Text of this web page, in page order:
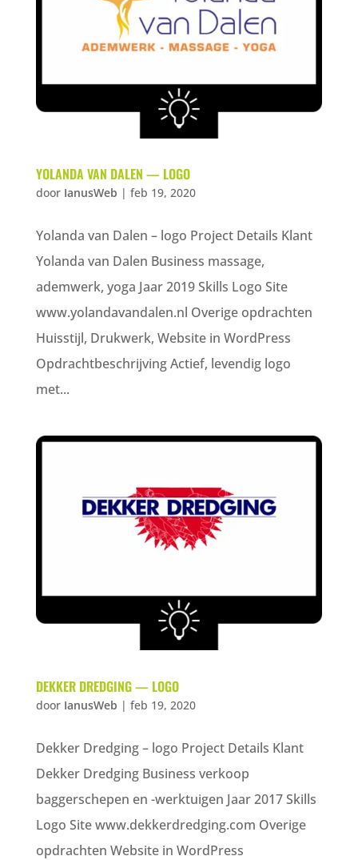
YOLANDA VAN DALEN — LOGO
door IanusWeb | feb 19, 2020
Yolanda van Dalen – logo Project Details Klant
Yolanda van Dalen Business massage,
ademwerk, yoga Jaar 2019 Skills Logo Site
www.yolandavandalen.nl Overige opdrachten
Huisstijl, Drukwerk, Website in WordPress
Opdrachtbeschrijving Actief, levendig logo
met...
DEKKER DREDGING — LOGO
door IanusWeb | feb 19, 2020
Dekker Dredging – logo Project Details Klant
Dekker Dredging Business verkoop
baggerschepen en -werktuigen Jaar 2017 Skills
Logo Site www.dekkerdredging.com Overige
opdrachten Website in WordPress